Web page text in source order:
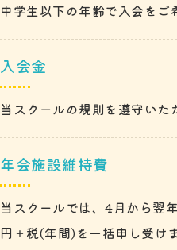
中学生以下の年齢で入会をご
入会金
当スクールの規則を遵守い
年会施設維持費
当スクールでは、4月から翌
円＋税(年間)を一括申し受け